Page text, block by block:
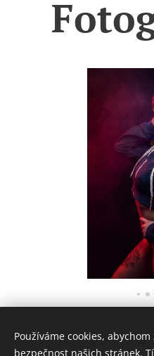
Používáme cookies,
bezpečnost našich stránek.